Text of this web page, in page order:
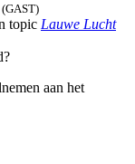
topic Lauwe Lucht
aan het